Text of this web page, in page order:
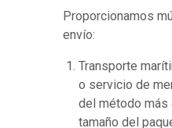
Proporcionamos
envío:
Transporte
o servicio de
del método más
tamaño del